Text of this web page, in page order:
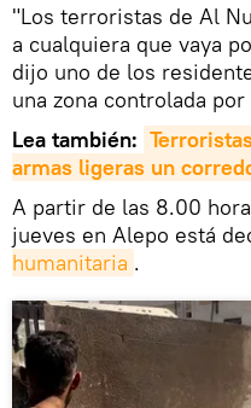
"Los terroristas de Al
a cualquiera que vaya
dijo uno de los
una zona controlada
Lea también:
armas ligeras un
A partir de las 8.00
jueves en Alepo está
humanitaria .